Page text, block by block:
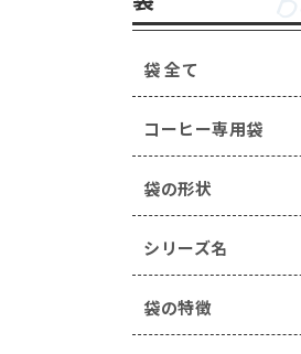
オプション
手詰めドリッ
ラベル・シー
マステ/ラッピ
封かんアイテ
ヒートシーラ
エージレス ・
袋 全て
コーヒー専用袋
袋の形状
シリーズ名
袋の特徴